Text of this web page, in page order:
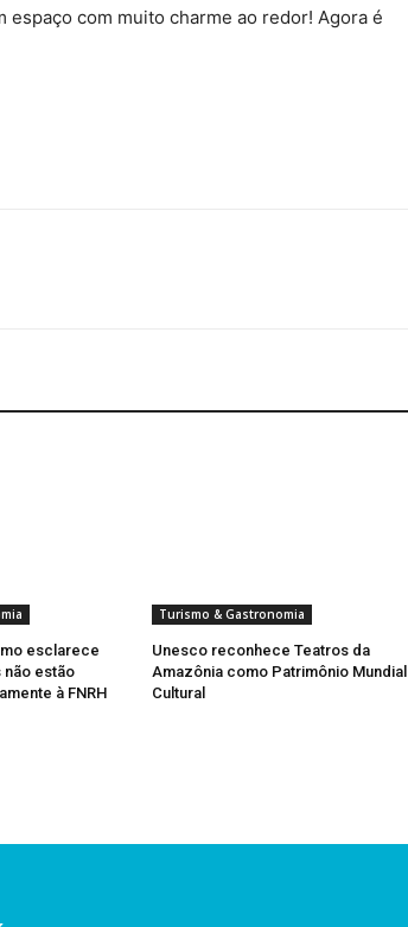
com muito charme ao redor! Agora é
esclarece
estão
à FNRH
Turismo & Gastronomia
Unesco reconhece Teatros da
Amazônia como Patrimônio Mundial
Cultural